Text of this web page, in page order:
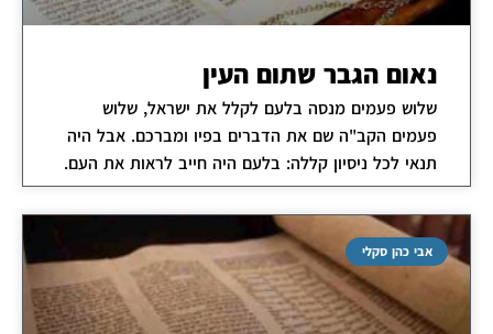
נאום הגבר שתום העין
שלוש פעמים מנסה בלעם לקלל את ישראל, שלוש
פעמים הקב"ה שם את הדברים בפיו ומברכם. אבל היה
תנאי לכל ניסיון קללה: בלעם היה חייב לראות את העם.
אבי כהן סקלי